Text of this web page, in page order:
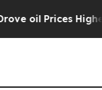
Higher,